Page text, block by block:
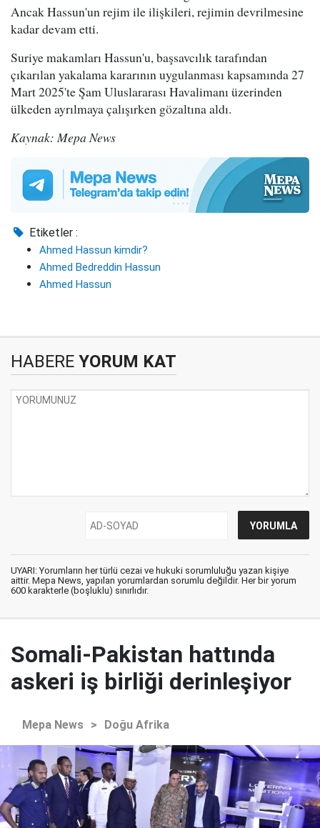
Ancak Hassun'un rejim ile ilişkileri, rejimin devrilmesine
kadar devam etti.
Suriye makamları Hassun'u, başsavcılık tarafından
çıkarılan yakalama kararının uygulanması kapsamında 27
Mart 2025'te Şam Uluslararası Havalimanı üzerinden
ülkeden ayrılmaya çalışırken gözaltına aldı.
Kaynak: Mepa News
Etiketler :
Ahmed Hassun kimdir?
Ahmed Bedreddin Hassun
Ahmed Hassun
HABERE YORUM KAT
UYARI: Yorumların her türlü cezai ve hukuki sorumluluğu yazan kişiye
aittir. Mepa News, yapılan yorumlardan sorumlu değildir. Her bir yorum
600 karakterle (boşluklu) sınırlıdır.
Somali-Pakistan hattında
askeri iş birliği derinleşiyor
Mepa News > Doğu Afrika